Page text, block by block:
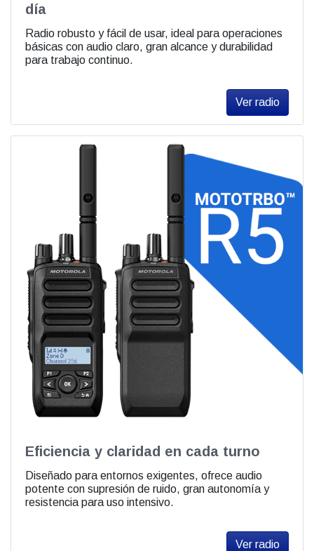
día
Radio robusto y fácil de usar, ideal para operaciones
básicas con audio claro, gran alcance y durabilidad
para trabajo continuo.
Ver radio
Eficiencia y claridad en cada turno
Diseñado para entornos exigentes, ofrece audio
potente con supresión de ruido, gran autonomía y
resistencia para uso intensivo.
Ver radio